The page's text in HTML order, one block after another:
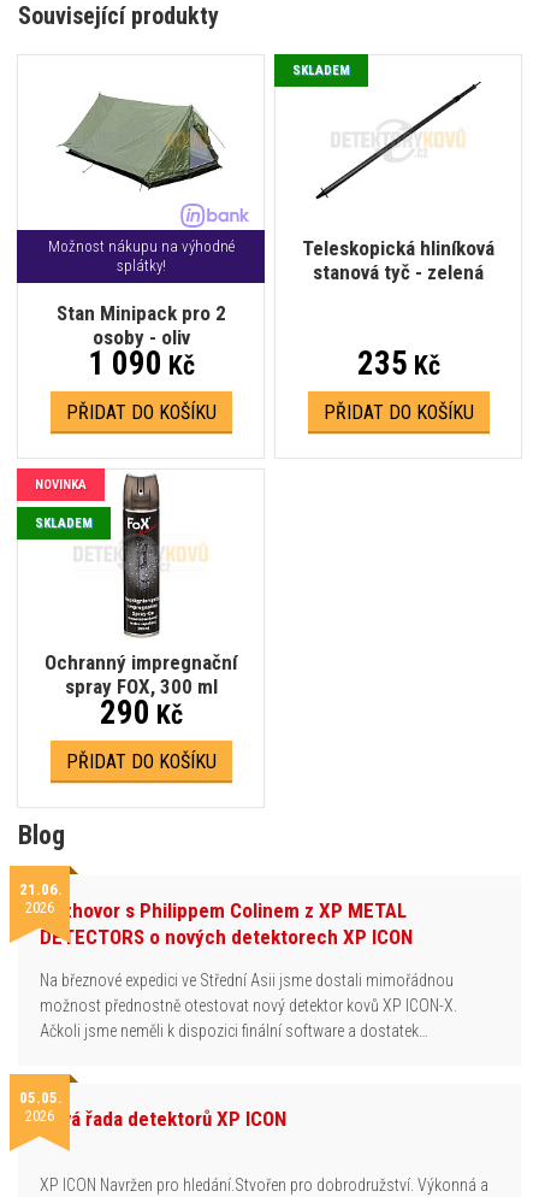
Související produkty
Možnost nákupu na výhodné
splátky!
Stan Minipack pro 2
osoby - oliv
1 090 Kč
PŘIDAT DO KOŠÍKU
Teleskopická hliníková
stanová tyč - zelená
SKLADEM
235 Kč
PŘIDAT DO KOŠÍKU
Ochranný impregnační
spray FOX, 300 ml
NOVINKA
SKLADEM
290 Kč
PŘIDAT DO KOŠÍKU
Blog
21.06.
2026Rozhovor s Philippem Colinem z XP METAL
DETECTORS o nových detektorech XP ICON
Na březnové expedici ve Střední Asii jsme dostali mimořádnou
možnost přednostně otestovat nový detektor kovů XP ICON-X.
Ačkoli jsme neměli k dispozici finální software a dostatek…
05.05.
2026Nová řada detektorů XP ICON
XP ICON Navržen pro hledání.Stvořen pro dobrodružství. Výkonná a